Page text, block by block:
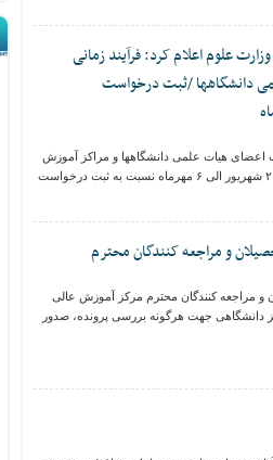
علوم اعلام کرد: فرآیند زمانی
/ثبت درخواست
هیات علمی دانشگاهها و مراکز آموزش
عالی، متقاضیان می توانند از تاریخ ۲۱ شهریور الی ۶ مهرماه نسبت به ثبت درخواست
و مراجعه کنندگان محترم
و مراجعه کنندگان محترم مرکز آموزش عالی
جهت هرگونه بررسی پرونده، صدور